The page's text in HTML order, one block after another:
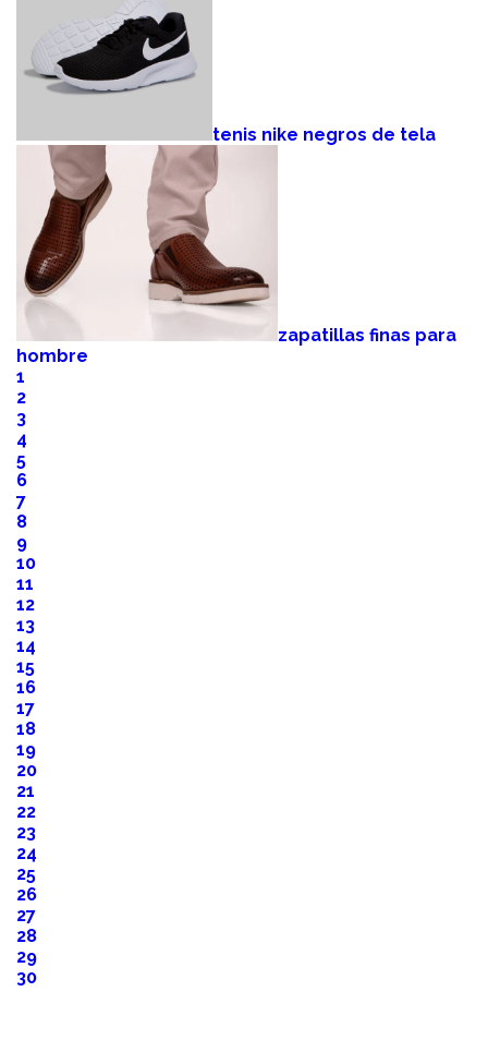
tenis nike negros de tela
zapatillas finas para
hombre
1
2
3
4
5
6
7
8
9
10
11
12
13
14
15
16
17
18
19
20
21
22
23
24
25
26
27
28
29
30